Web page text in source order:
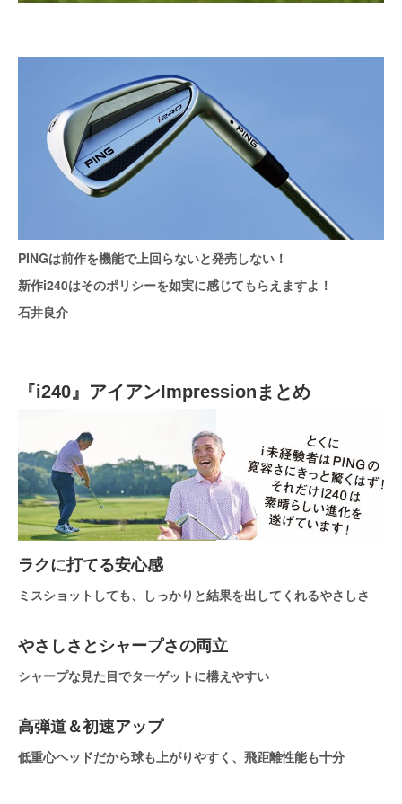
PINGは前作を機能で上回らないと発売しない！
新作i240はそのポリシーを如実に感じてもらえますよ！
石井良介
『i240』アイアンImpressionまとめ
ラクに打てる安心感
ミスショットしても、しっかりと結果を出してくれるやさしさ
やさしさとシャープさの両立
シャープな見た目でターゲットに構えやすい
高弾道＆初速アップ
低重心ヘッドだから球も上がりやすく、飛距離性能も十分